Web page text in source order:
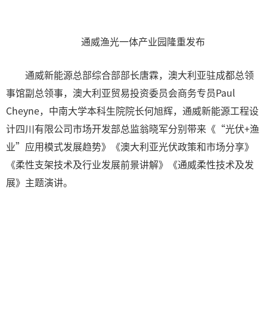
通威渔光一体产业园隆重发布
通威新能源总部综合部部长唐霖，澳大利亚驻成都总领
事馆副总领事，澳大利亚贸易投资委员会商务专员Paul
Cheyne，中南大学本科生院院长何旭辉，通威新能源工程设
计四川有限公司市场开发部总监翁晓军分别带来《“光伏+渔
业”应用模式发展趋势》《澳大利亚光伏政策和市场分享》
《柔性支架技术及行业发展前景讲解》《通威柔性技术及发
展》主题演讲。